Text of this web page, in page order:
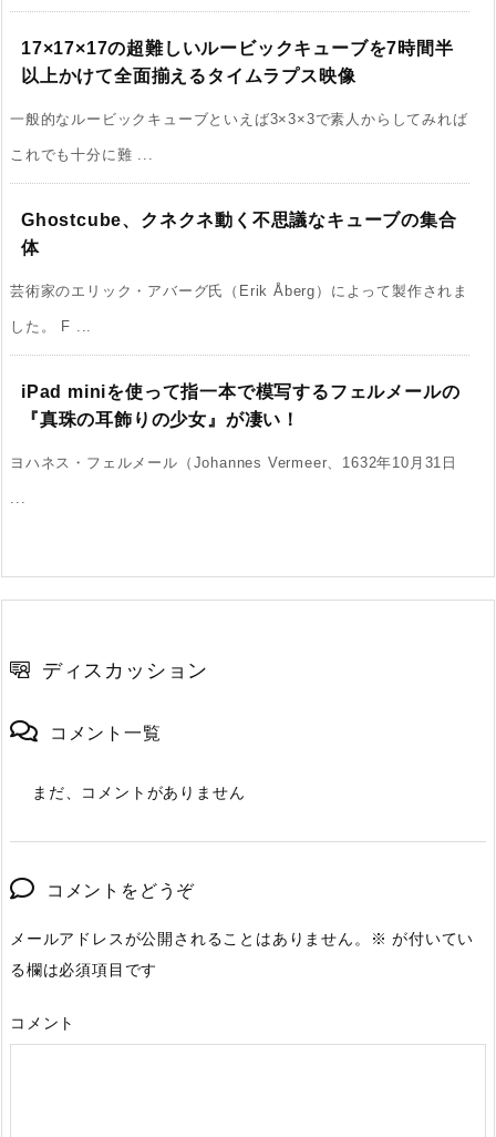
17×17×17の超難しいルービックキューブを7時間半
以上かけて全面揃えるタイムラプス映像
一般的なルービックキューブといえば3×3×3で素人からしてみれば
これでも十分に難 ...
Ghostcube、クネクネ動く不思議なキューブの集合
体
芸術家のエリック・アバーグ氏（Erik Åberg）によって製作されま
した。 F ...
iPad miniを使って指一本で模写するフェルメールの
『真珠の耳飾りの少女』が凄い！
ヨハネス・フェルメール（Johannes Vermeer、1632年10月31日
ディスカッション
コメント一覧
まだ、コメントがありません
コメントをどうぞ
メールアドレスが公開されることはありません。 ※ が付いてい
る欄は必須項目です
コメント